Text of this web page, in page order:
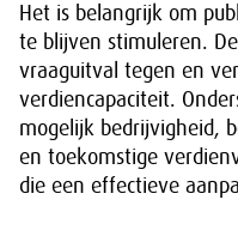
Het is belangrijk om
te blijven stimuleren.
vraaguitval tegen en
verdiencapaciteit.
mogelijk bedrijvigheid,
en toekomstige
die een effectieve